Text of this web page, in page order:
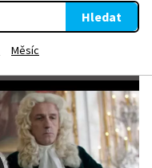
Hledat
Měsíc